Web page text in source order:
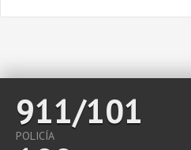
911/101
POLICÍA